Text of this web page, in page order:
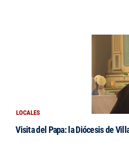
LOCALES
Visita del Papa: la Diócesis de